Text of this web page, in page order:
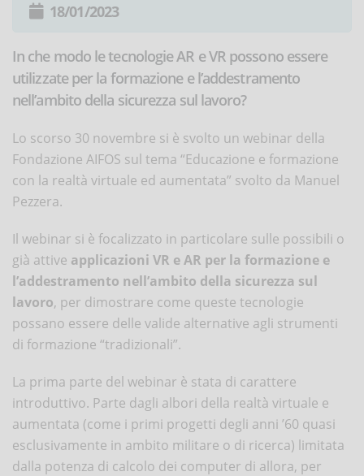
18/01/2023
In che modo le tecnologie AR e VR possono essere
utilizzate per la formazione e l’addestramento
nell’ambito della sicurezza sul lavoro?
Lo scorso 30 novembre si è svolto un webinar della
Fondazione AIFOS sul tema “Educazione e formazione
con la realtà virtuale ed aumentata” svolto da Manuel
Pezzera.
Il webinar si è focalizzato in particolare sulle possibili o
già attive applicazioni VR e AR per la formazione e
l’addestramento nell’ambito della sicurezza sul
lavoro, per dimostrare come queste tecnologie
possano essere delle valide alternative agli strumenti
di formazione “tradizionali”.
La prima parte del webinar è stata di carattere
introduttivo. Parte dagli albori della realtà virtuale e
aumentata (come i primi progetti degli anni ’60 quasi
esclusivamente in ambito militare o di ricerca) limitata
dalla potenza di calcolo dei computer di allora, per